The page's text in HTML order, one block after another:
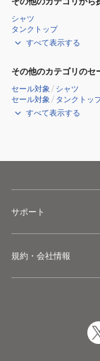
シャツ
タンクトップ
すべて表示する
その他のカテゴリのセ
セール対象 / シャツ
セール対象 / タンクトッ
すべて表示する
サポート
規約・会社情報